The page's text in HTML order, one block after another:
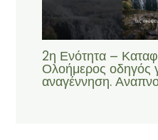
2η Ενότητα –
Ολοήμερος οδηγός
αναγέννηση.